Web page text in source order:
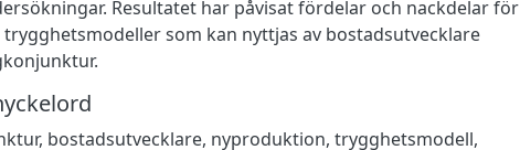
Resultatet har påvisat fördelar och nackdelar för
som kan nyttjas av bostadsutvecklare
bostadsutvecklare, nyproduktion, trygghetsmodell,